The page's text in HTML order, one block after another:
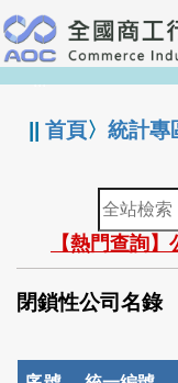
跳
到
主
要
:::
||首頁〉統計專
全
站
檢
索
【熱門查詢
閉鎖性公司名錄